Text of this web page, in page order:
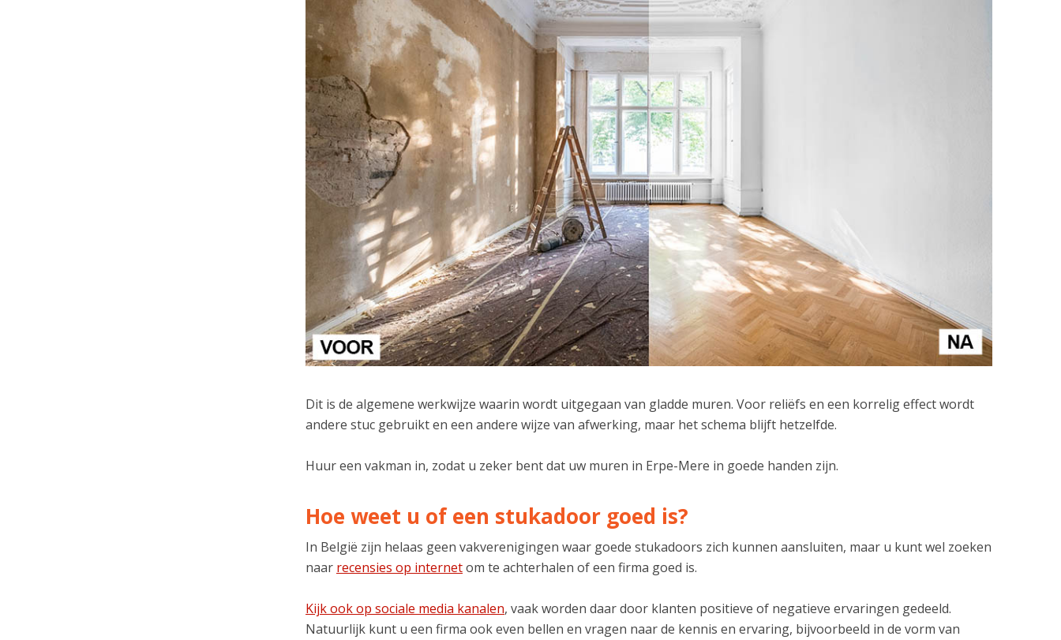
Dit is de algemene werkwijze waarin wordt uitgegaan van gladde muren. Voor reliëfs en een korrelig effect wordt
andere stuc gebruikt en een andere wijze van afwerking, maar het schema blijft hetzelfde.
Huur een vakman in, zodat u zeker bent dat uw muren in Erpe-Mere in goede handen zijn.
Hoe weet u of een stukadoor goed is?
In België zijn helaas geen vakverenigingen waar goede stukadoors zich kunnen aansluiten, maar u kunt wel zoeken
naar recensies op internetom te achterhalen of een firma goed is.
Kijk ook op sociale media kanalen, vaak worden daar door klanten positieve of negatieve ervaringen gedeeld.
Natuurlijk kunt u een firma ook even bellen en vragen naar de kennis en ervaring, bijvoorbeeld in de vorm van